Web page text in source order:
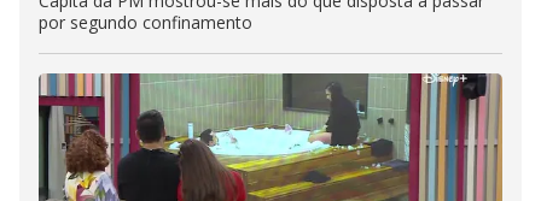
por segundo confinamento